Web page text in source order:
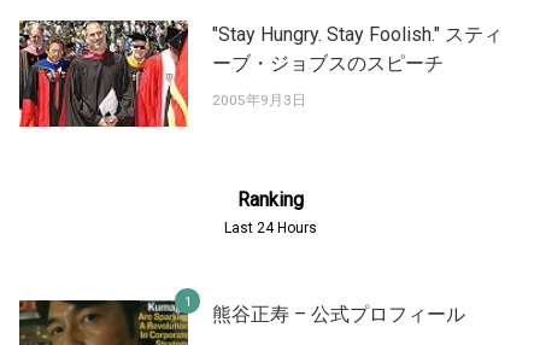
"Stay Hungry. Stay Foolish." スティ
ーブ・ジョブスのスピーチ
2005年9月3日
Ranking
Last 24 Hours
熊谷正寿 – 公式プロフィール